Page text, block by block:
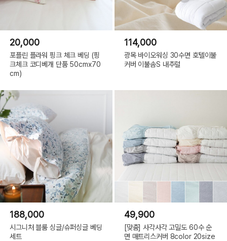
20,000
포플린 플라워 핑크 체크 베딩 (핑
크체크 코디베개 단품 50cmx70
cm)
114,000
광목 바이오워싱 30수면 호텔이불
커버 이불솜S 내추럴
188,000
시그니처 블룸 싱글/슈퍼싱글 베딩
세트
49,900
[맞춤] 사각사각 고밀도 60수 순
면 매트리스커버 8color 20size